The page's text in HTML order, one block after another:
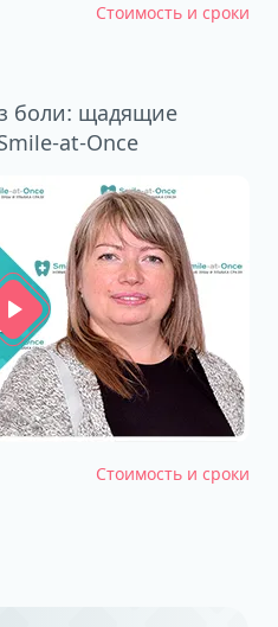
Стоимость и сроки
боли: щадящие
at-Once
Стоимость и сроки